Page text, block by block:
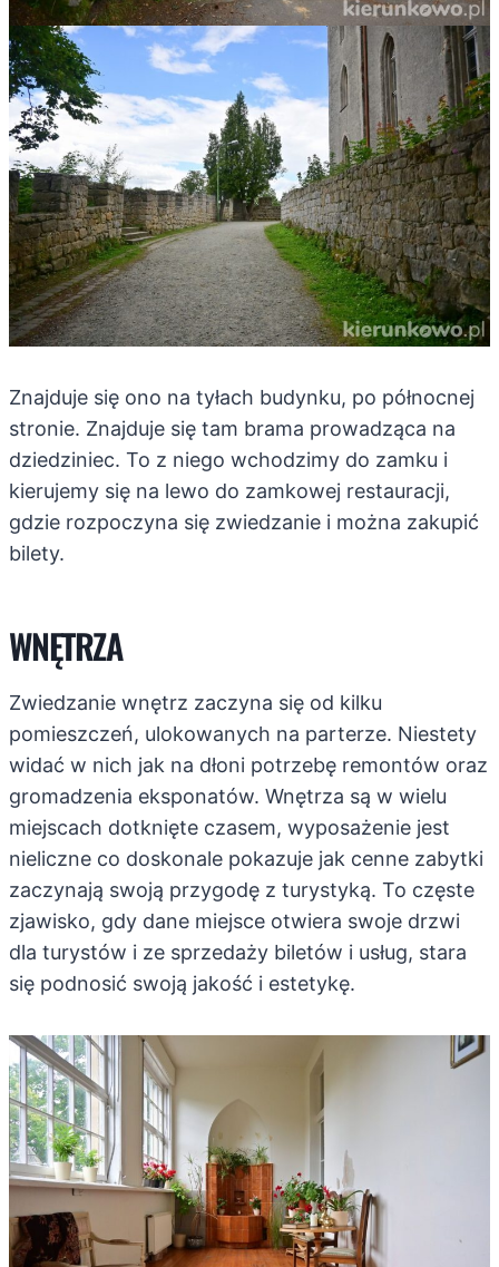
Znajduje się ono na tyłach budynku, po północnej
stronie. Znajduje się tam brama prowadząca na
dziedziniec. To z niego wchodzimy do zamku i
kierujemy się na lewo do zamkowej restauracji,
gdzie rozpoczyna się zwiedzanie i można zakupić
bilety.
WNĘTRZA
Zwiedzanie wnętrz zaczyna się od kilku
pomieszczeń, ulokowanych na parterze. Niestety
widać w nich jak na dłoni potrzebę remontów oraz
gromadzenia eksponatów. Wnętrza są w wielu
miejscach dotknięte czasem, wyposażenie jest
nieliczne co doskonale pokazuje jak cenne zabytki
zaczynają swoją przygodę z turystyką. To częste
zjawisko, gdy dane miejsce otwiera swoje drzwi
dla turystów i ze sprzedaży biletów i usług, stara
się podnosić swoją jakość i estetykę.